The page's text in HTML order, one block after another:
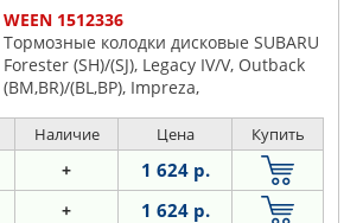
WEEN 1512336
Тормозные колодки дисковые SUBARU
Forester (SH)/(SJ), Legacy IV/V, Outback
(BM,BR)/(BL,BP), Impreza,
Наличие Цена Купить
+ 1 624 р.
+ 1 624 р.